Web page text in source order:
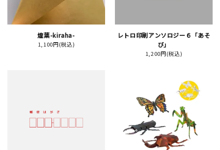
台湾グッズ
イベント・ワークショップ
煌葉-kiraha-
1,100円(税込)
レトロ印刷アンソロジー６「あそ
び」
1,200円(税込)